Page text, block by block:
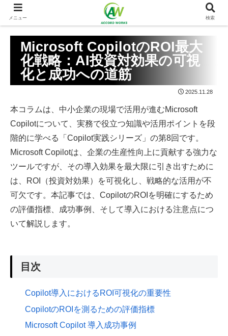
Microsoft CopilotのROI最大
化戦略：AI投資対効果の可視
化と成功への道筋
2025.11.28
本コラムは、中小企業の現場で活用が進むMicrosoft
Copilotについて、実務で役立つ知識や活用ポイントを段
階的に学べる「Copilot実践シリーズ」の第8回です。
Microsoft Copilotは、企業の生産性向上に貢献する強力な
ツールですが、その導入効果を最大限に引き出すために
は、ROI（投資対効果）を可視化し、戦略的な活用が不
可欠です。本記事では、CopilotのROIを明確にするため
の評価指標、成功事例、そして導入における注意点につ
いて解説します。
目次
Copilot導入におけるROI可視化の重要性
CopilotのROIを測るための評価指標
Microsoft Copilot 導入成功事例
メニュー 検索